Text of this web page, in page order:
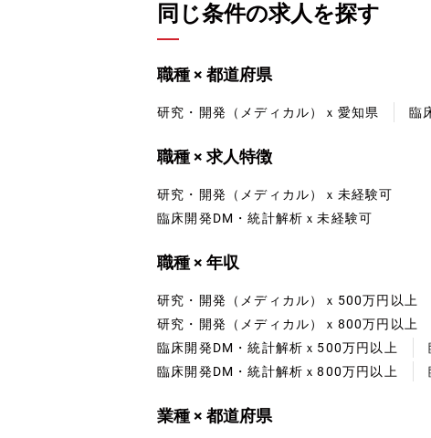
同じ条件の求人を探す
職種 × 都道府県
研究・開発（メディカル）ｘ愛知県 臨
職種 × 求人特徴
研究・開発（メディカル）ｘ未経験可
臨床開発DM・統計解析ｘ未経験可
職種 × 年収
研究・開発（メディカル）ｘ500万円以上
研究・開発（メディカル）ｘ800万円以上
臨床開発DM・統計解析ｘ500万円以上
臨床開発DM・統計解析ｘ800万円以上
業種 × 都道府県